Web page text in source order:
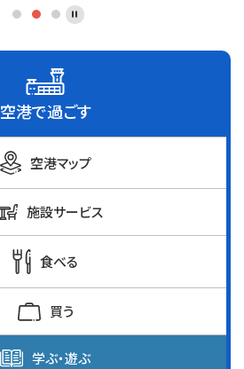
空港で過ごす
空港マップ
施設サービス
食べる
買う
学ぶ・遊ぶ